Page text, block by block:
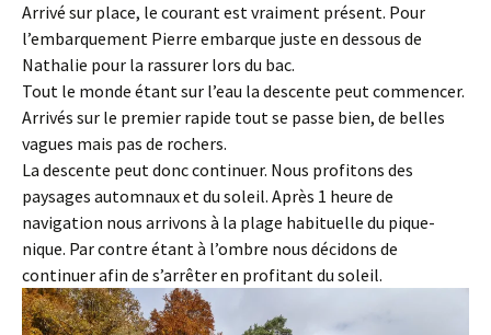
Arrivé sur place, le courant est vraiment présent. Pour
l’embarquement Pierre embarque juste en dessous de
Nathalie pour la rassurer lors du bac.
Tout le monde étant sur l’eau la descente peut commencer.
Arrivés sur le premier rapide tout se passe bien, de belles
vagues mais pas de rochers.
La descente peut donc continuer. Nous profitons des
paysages automnaux et du soleil. Après 1 heure de
navigation nous arrivons à la plage habituelle du pique-
nique. Par contre étant à l’ombre nous décidons de
continuer afin de s’arrêter en profitant du soleil.